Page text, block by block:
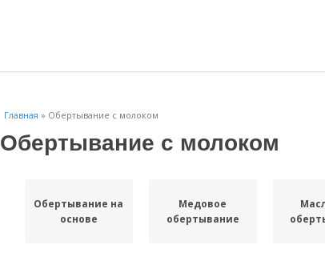
Главная » Обертывание с молоком
Обертывание с молоком
Обертывание на
основе
Медовое
обертывание